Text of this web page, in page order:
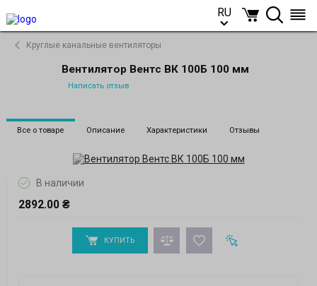
RU
Круглые канальные вентиляторы
Вентилятор Вентс ВК 100Б 100 мм
Написать отзыв
Все о товаре Описание Характеристики Отзывы
В наличии
2892.00 ₴
КУПИТЬ